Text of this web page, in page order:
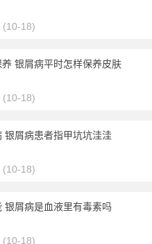
(10-18)
银屑病平时怎样保养皮肤
(10-18)
银屑病患者指甲坑坑洼洼
(10-18)
银屑病是血液里有毒素吗
(10-18)